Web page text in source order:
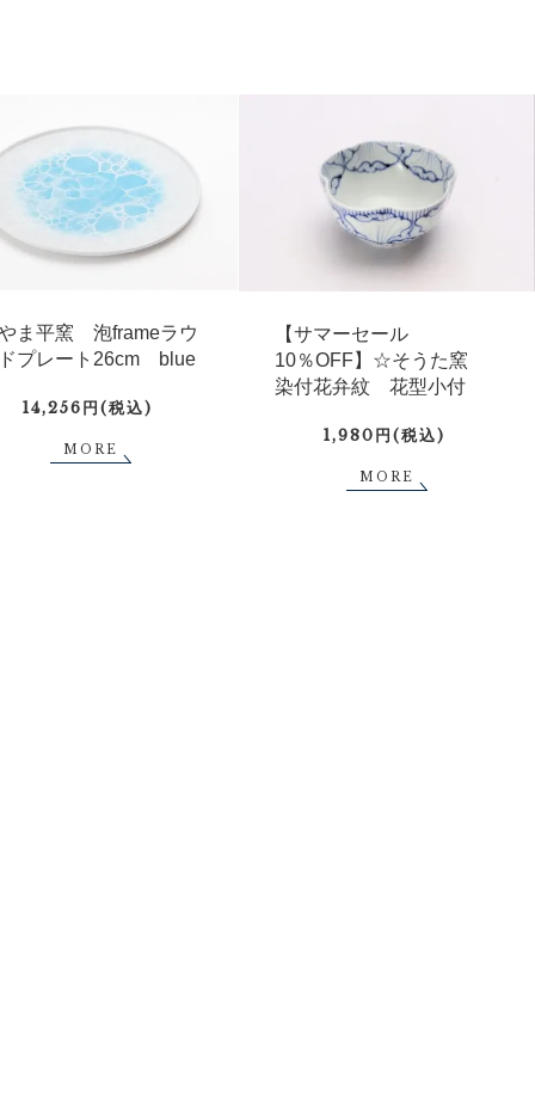
ま平窯 泡frameラウ
プレート26cm blue
14,256円(税込)
MORE
【サマーセール
10％OFF】☆そうた窯
染付花弁紋 花型小付
1,980円(税込)
MORE